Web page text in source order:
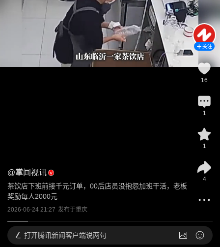
@掌闻视讯
茶饮店下班前接千元订单，00后店员没抱怨加班干活，老板
奖励每人2000元
2026-06-24 21:27 发布于重庆
关注
16
1
1
4
打开腾讯新闻客户端说两句